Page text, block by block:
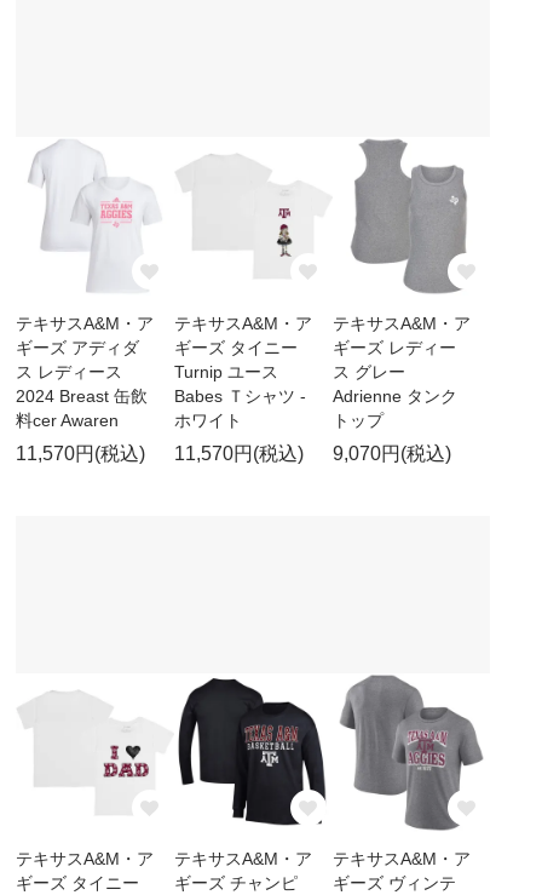
テキサスA&M・ア
ギーズ アディダ
ス レディース
2024 Breast 缶飲
料cer Awaren
11,570円(税込)
テキサスA&M・ア
ギーズ タイニー
Turnip ユース
Babes Ｔシャツ -
ホワイト
11,570円(税込)
テキサスA&M・ア
ギーズ レディー
ス グレー
Adrienne タンク
トップ
9,070円(税込)
テキサスA&M・ア
ギーズ タイニー
テキサスA&M・ア
ギーズ チャンピ
テキサスA&M・ア
ギーズ ヴィンテ